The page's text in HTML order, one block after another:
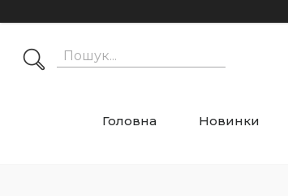
Головна Новинки